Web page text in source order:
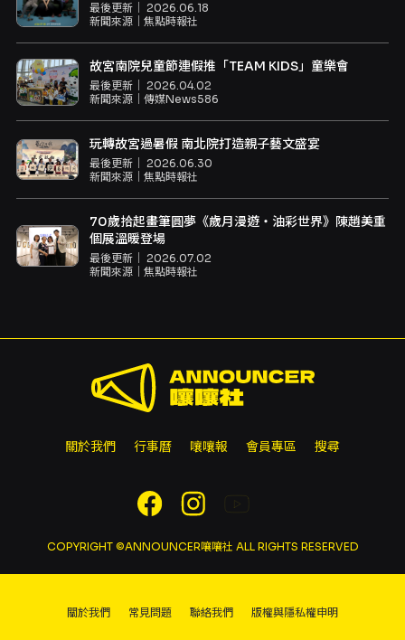
最後更新｜ 2026.06.18
新聞來源｜ 焦點時報社
故宮南院兒童節連假推「TEAM KIDS」童樂會
最後更新｜ 2026.04.02
新聞來源｜ 傳媒News586
玩轉故宮過暑假 南北院打造親子藝文盛宴
最後更新｜ 2026.06.30
新聞來源｜ 焦點時報社
70歲拾起畫筆圓夢《歲月漫遊・油彩世界》陳趙美重
個展溫暖登場
最後更新｜ 2026.07.02
新聞來源｜ 焦點時報社
關於我們 行事曆 嚷嚷報 會員專區 搜尋
COPYRIGHT ©ANNOUNCER嚷嚷社 ALL RIGHTS RESERVED
關於我們 常見問題 聯絡我們 版權與隱私權申明